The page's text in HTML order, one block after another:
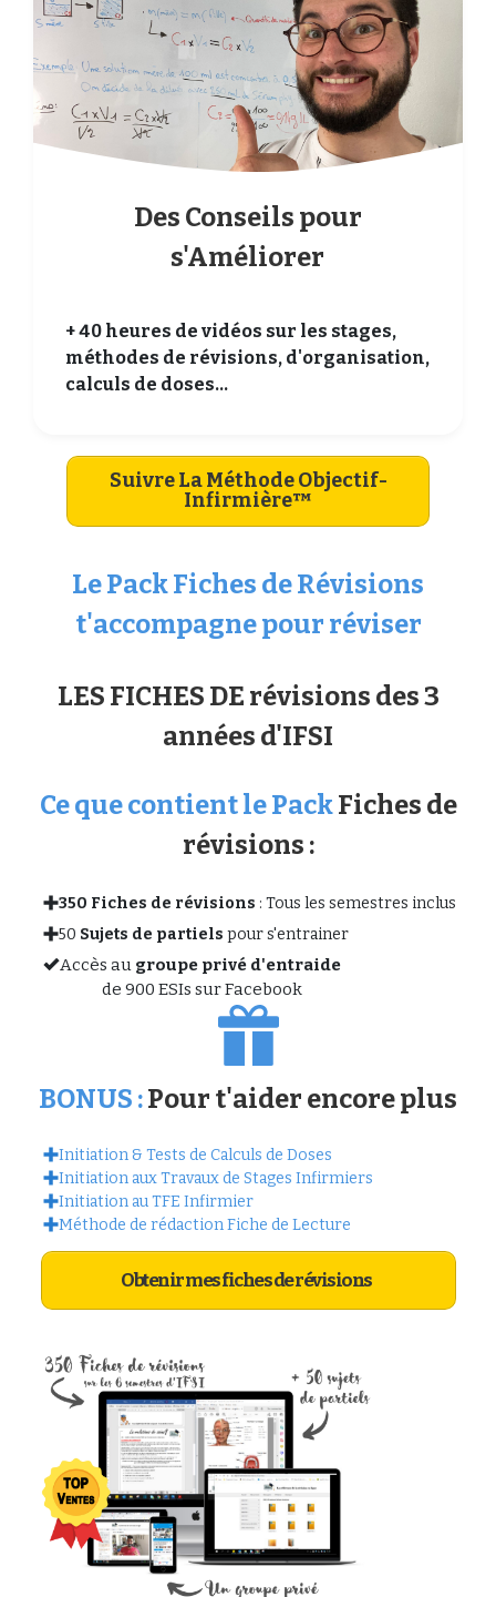
Des Conseils pour
s'Améliorer
+ 40 heures de vidéos sur les stages,
méthodes de révisions, d'organisation,
calculs de doses...
Suivre La Méthode Objectif-
Infirmière™
Le Pack Fiches de Révisions
t'accompagne pour réviser
LES FICHES DE révisions des 3
années d'IFSI
Ce que contient le PackFiches de
révisions :
350 Fiches de révisions : Tous les semestres inclus
50 Sujets de partiels pour s'entrainer
Accès au groupe privé d'entraide
de 900 ESIs sur Facebook
BONUS :Pour t'aider encore plus
Initiation & Tests de Calculs de Doses
Initiation aux Travaux de Stages Infirmiers
Initiation au TFE Infirmier
Méthode de rédaction Fiche de Lecture
Obtenir mes fiches de révisions